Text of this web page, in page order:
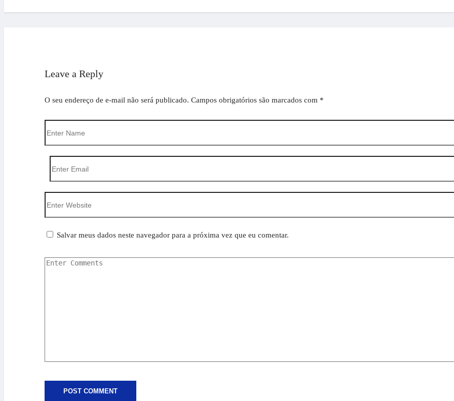
Leave a Reply
O seu endereço de e-mail não será publicado. Campos obrigatórios são marcados com *
Salvar meus dados neste navegador para a próxima vez que eu comentar.